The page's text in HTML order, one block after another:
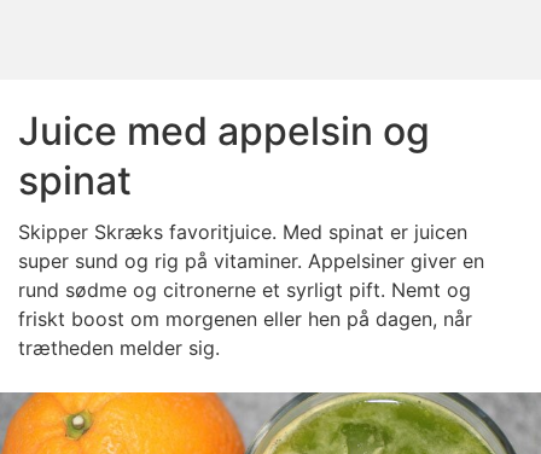
Juice med appelsin og
spinat
Skipper Skræks favoritjuice. Med spinat er juicen
super sund og rig på vitaminer. Appelsiner giver en
rund sødme og citronerne et syrligt pift. Nemt og
friskt boost om morgenen eller hen på dagen, når
trætheden melder sig.